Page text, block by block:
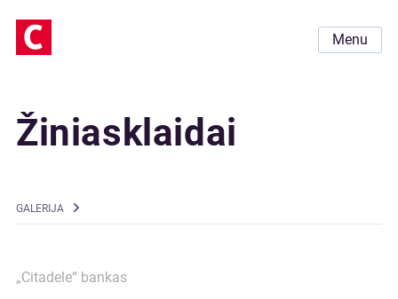
Menu
Žiniasklaidai
GALERIJA
„Citadele“ bankas